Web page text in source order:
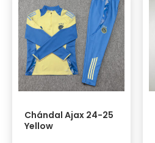
Chándal Ajax 24-25
Yellow